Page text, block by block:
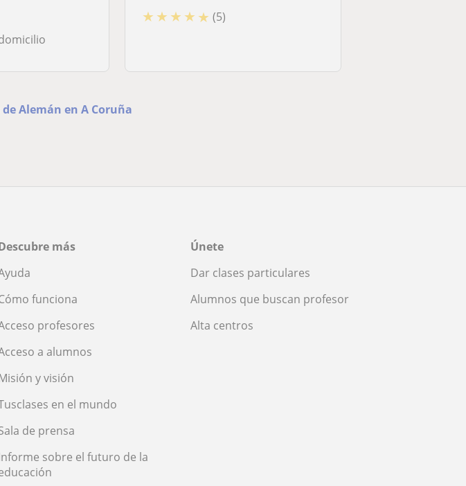
★ ★ ★ ★ ★ (5)
Alemán en A Coruña
más
funciona
profesores
a alumnos
y visión
en el mundo
de prensa
sobre el futuro de la
Únete
Dar clases particulares
Alumnos que buscan profesor
Alta centros